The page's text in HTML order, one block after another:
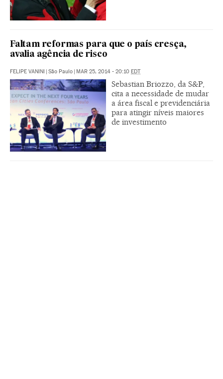
Faltam reformas para que o país cresça,
avalia agência de risco
FELIPE VANINI | São Paulo | MAR 25, 2014 - 20:10 EDT
Sebastian Briozzo, da S&P,
cita a necessidade de mudar
a área fiscal e previdenciária
para atingir níveis maiores
de investimento